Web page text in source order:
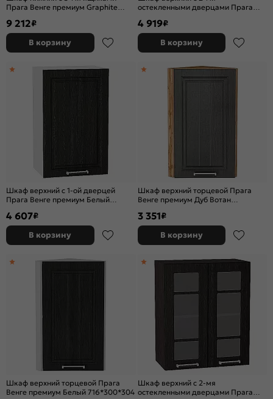
Прага Венге премиум Graphite
9 212₽
В корзину
остекленными дверцами Прага
4 919₽
В корзину
Шкаф верхний с 1-ой дверцей
Прага Венге премиум Белый
4 607₽
В корзину
Шкаф верхний торцевой Прага
Венге премиум Дуб Вотан
3 351₽
В корзину
Шкаф верхний торцевой Прага
Венге премиум Белый 716*300*304
Шкаф верхний с 2-мя
остекленными дверцами Прага